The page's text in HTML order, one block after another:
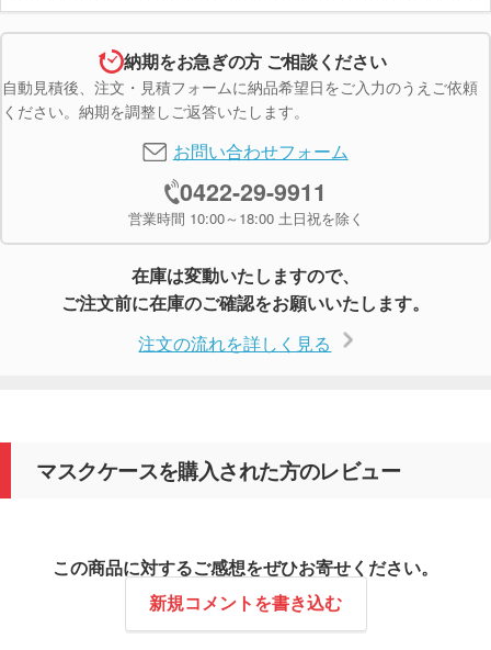
納期をお急ぎの方 ご相談ください
自動見積後、注文・見積フォームに納品希望日をご入力のうえご依頼
ください。納期を調整しご返答いたします。
お問い合わせフォーム
0422-29-9911
営業時間 10:00～18:00 土日祝を除く
在庫は変動いたしますので、
ご注文前に在庫のご確認をお願いいたします。
注文の流れを詳しく見る
マスクケースを購入された方のレビュー
この商品に対するご感想をぜひお寄せください。
新規コメントを書き込む